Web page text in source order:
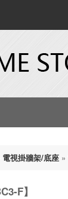
電視掛牆架/底座 »
F】